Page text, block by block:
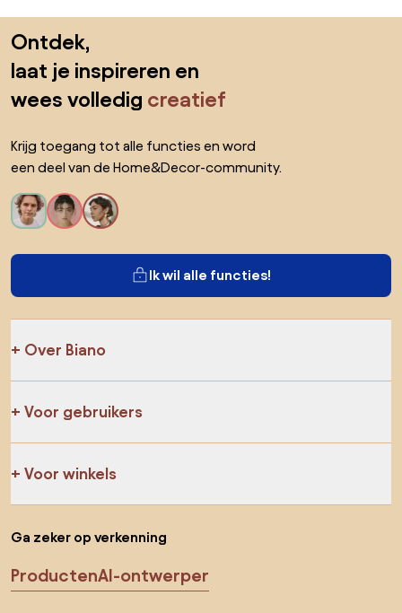
Ontdek,
laat je inspireren en
wees volledig creatief
Krijg toegang tot alle functies en word
een deel van de Home&Decor-community.
Ik wil alle functies!
Over Biano
Voor gebruikers
Voor winkels
Ga zeker op verkenning
ProductenAI-ontwerper